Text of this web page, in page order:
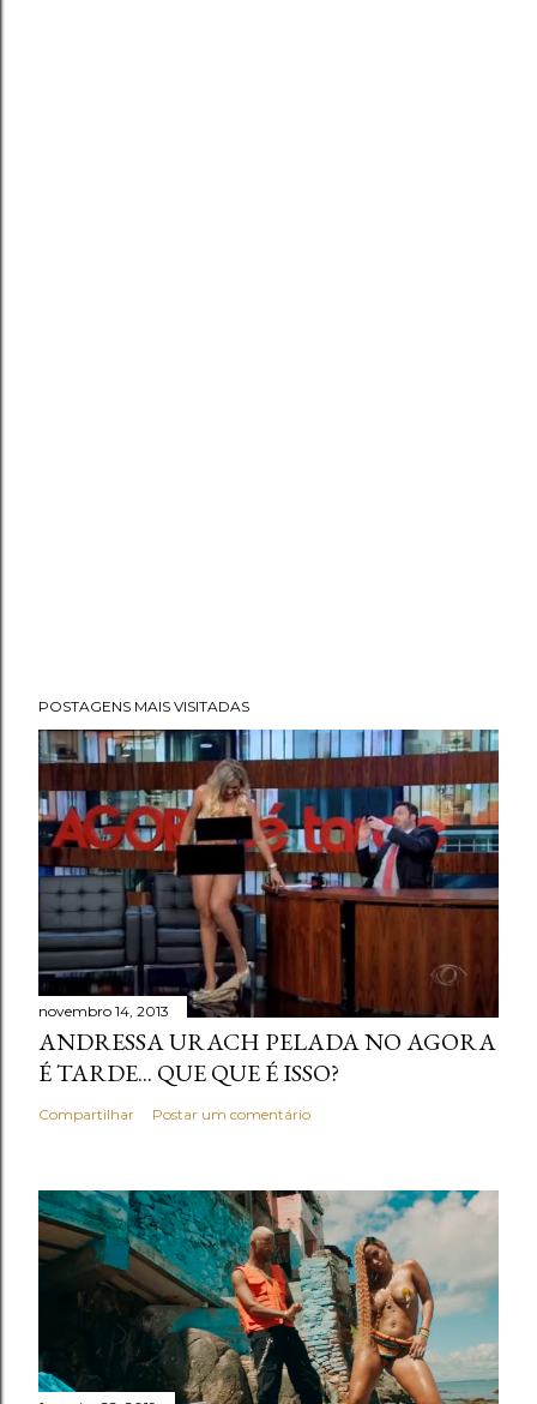
POSTAGENS MAIS VISITADAS
novembro 14, 2013
ANDRESSA URACH PELADA NO AGORA
É TARDE... QUE QUE É ISSO?
Compartilhar Postar um comentário